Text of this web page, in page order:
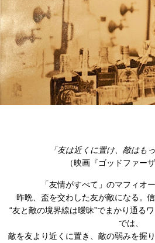
「友は近くに置け、敵はも
（映画『ゴッドファー
「友情がすべて」のマフィオ
昨晩、盃を交わした友が敵になる。
“友と敵の境界線は曖昧”でまかり通る
では、
敵を友より近くに置き、敵の弱みを握